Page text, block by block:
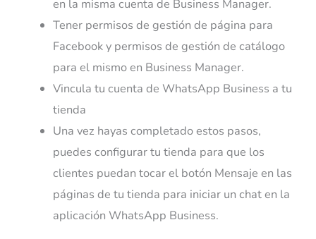
en la misma cuenta de Business Manager.
Tener permisos de gestión de página para
Facebook y permisos de gestión de catálogo
para el mismo en Business Manager.
Vincula tu cuenta de WhatsApp Business a tu
tienda
Una vez hayas completado estos pasos,
puedes configurar tu tienda para que los
clientes puedan tocar el botón Mensaje en las
páginas de tu tienda para iniciar un chat en la
aplicación WhatsApp Business.